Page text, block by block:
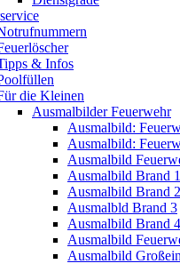
& Infos
die Kleinen
Ausmalbilder Feuerwehr
Ausmalbild:
Ausmalbild:
Ausmalbild
Ausmalbild Brand 1
Ausmalbild Brand 2
Ausmalbld Brand 3
Ausmalbild Brand 4
Ausmalbild
Ausmalbild